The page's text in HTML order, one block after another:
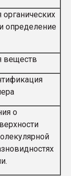
определение
веществ
о